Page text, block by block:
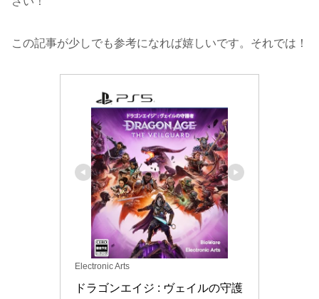
この記事が少しでも参考になれば嬉しいです。それでは！
Electronic Arts
ドラゴンエイジ : ヴェイルの守護